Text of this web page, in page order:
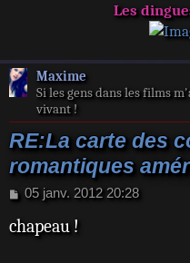
Les
Maxime
Si les gens dans les films
vivant !
RE:La carte des
romantiques
M
s
05 janv. 2012 20:28
chapeau !